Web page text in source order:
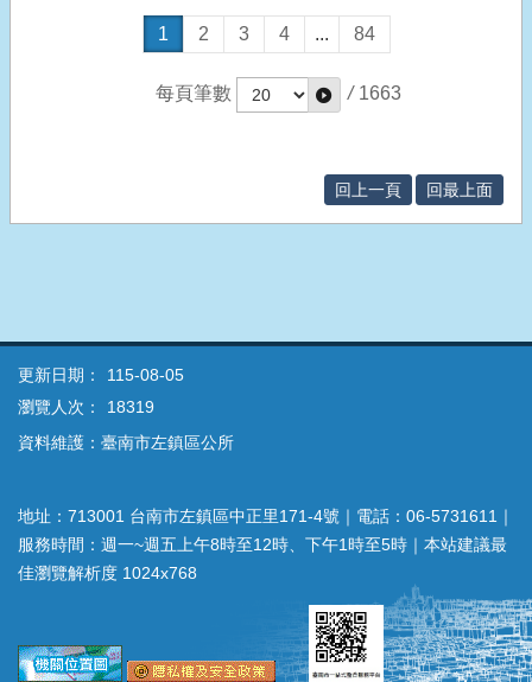
1 2 3 4 ... 84
每頁筆數 / 1663
回上一頁 回最上面
更新日期：
115-08-05
瀏覽人次：
18319
資料維護：臺南市左鎮區公所
地址：713001 台南市左鎮區中正里171-4號｜電話：06-5731611｜
服務時間：週一~週五上午8時至12時、下午1時至5時｜本站建議最
佳瀏覽解析度 1024x768